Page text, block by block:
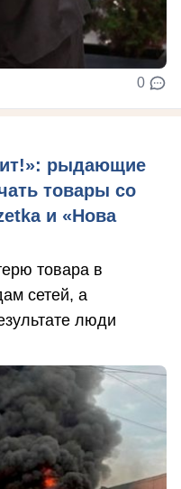
0
рыдающие
товары со
и «Нова
товара в
сетей, а
люди